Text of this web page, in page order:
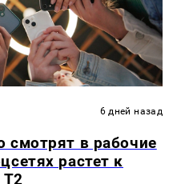
6 дней назад
смотрят в рабочие
растет к